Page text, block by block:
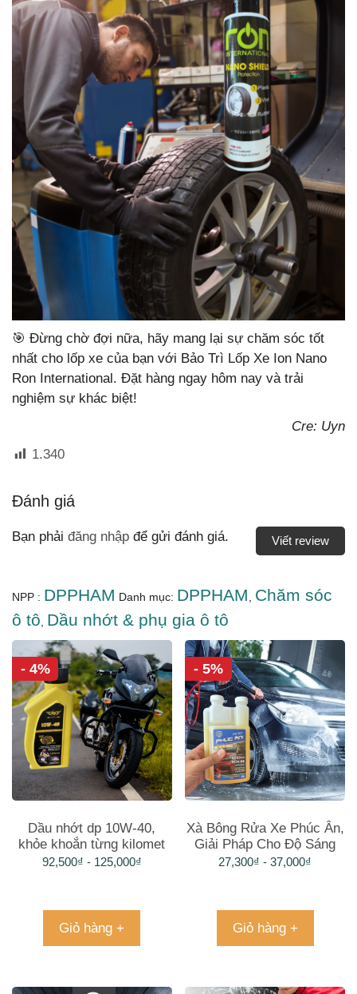
🎯 Đừng chờ đợi nữa, hãy mang lại sự chăm sóc tốt
nhất cho lốp xe của bạn với Bảo Trì Lốp Xe Ion Nano
Ron International. Đặt hàng ngay hôm nay và trải
nghiệm sự khác biệt!
Cre: Uyn
1.340
Đánh giá
Viết review
Bạn phải đăng nhập để gửi đánh giá.
NPP : DPPHAM Danh mục: DPPHAM Chăm sóc
ô tô Dầu nhớt & phụ gia ô tô
- 4%
Dầu nhớt dp 10W-40,
khỏe khoắn từng kilomet
92,500₫ - 125,000₫
Giỏ hàng +
- 5%
Xà Bông Rửa Xe Phúc Ân,
Giải Pháp Cho Độ Sáng
Bóng 473ml
27,300₫ -37,000₫
Giỏ hàng +